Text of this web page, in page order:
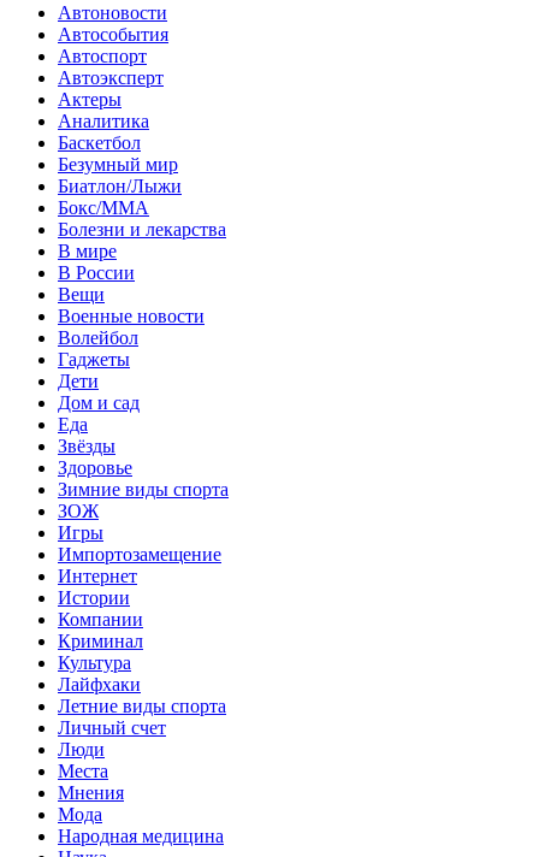
Автоновости
Автособытия
Автоспорт
Автоэксперт
Актеры
Аналитика
Баскетбол
Безумный мир
Биатлон/Лыжи
Бокс/MMA
Болезни и лекарства
В мире
В России
Вещи
Военные новости
Волейбол
Гаджеты
Дети
Дом и сад
Еда
Звёзды
Здоровье
Зимние виды спорта
ЗОЖ
Игры
Импортозамещение
Интернет
Истории
Компании
Криминал
Культура
Лайфхаки
Летние виды спорта
Личный счет
Люди
Места
Мнения
Мода
Народная медицина